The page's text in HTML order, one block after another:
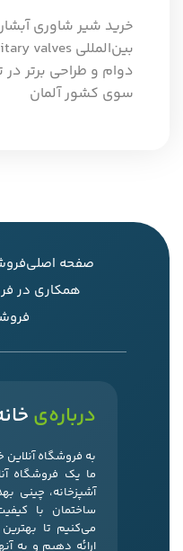
خرید شیر شاوری آبشار
دوام و طراحی برتر در
سوی کشور آلمان
صفحه اصلی
همکاری در
درباره‌ی
به فروشگاه
ما یک فروشگاه
آشپزخانه، چینی
ساختمان با
می‌کنیم تا
ارائه دهیم و به